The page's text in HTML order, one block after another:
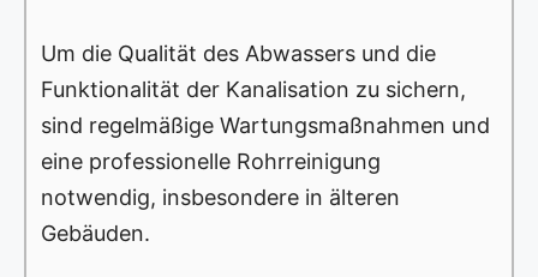
Um die Qualität des Abwassers und die
Funktionalität der Kanalisation zu sichern,
sind regelmäßige Wartungsmaßnahmen und
eine professionelle Rohrreinigung
notwendig, insbesondere in älteren
Gebäuden.